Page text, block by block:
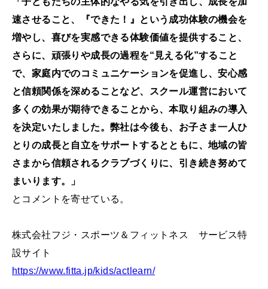
速させること、『できた！』という成功体験の機会を
増やし、喜びを実感できる体験価値を提供すること、
さらに、頑張りや成長の過程を“見える化”すること
で、家庭内でのコミュニケーションを促進し、安心感
と信頼関係を深めることなど、スクール運営において
多くの効果が期待できることから、本取り組みの導入
を決定いたしました。弊社は今後も、お子さま一人ひ
とりの成長と自立をサポートするとともに、地域の皆
さまから信頼されるクラブづくりに、引き続き努めて
まいります。」
とコメントを寄せている。
株式会社フジ・スポーツ＆フィットネス サービス特
設サイト
https://www.fitta.jp/kids/actlearn/